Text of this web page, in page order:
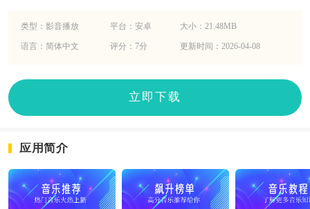
类型：影音播放 平台：安卓 大小：21.48MB
语言：简体中文 评分：7分 更新时间：2026-04-08
立即下载
应用简介